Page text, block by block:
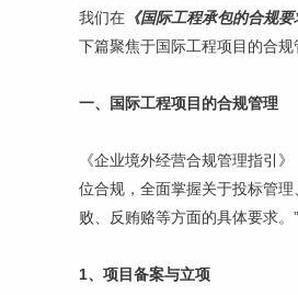
我们在 《国际工程承包的合规
下篇聚焦于国际工程项目的合规
一、国际工程项目的合规管理
《企业境外经营合规管理指引
位合规，全面掌握关于投标管
败、反贿赂等方面的具体要求。
1、项目备案与立项